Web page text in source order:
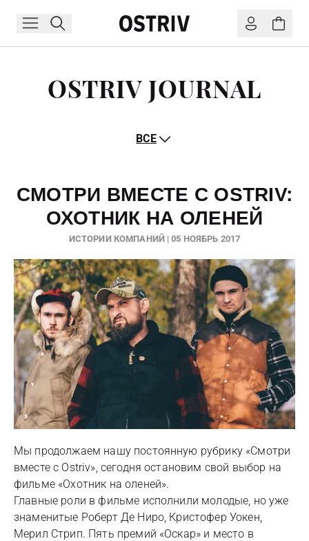
OSTRIV JOURNAL
ВСЕ
СМОТРИ ВМЕСТЕ С OSTRIV:
ОХОТНИК НА ОЛЕНЕЙ
ИСТОРИИ КОМПАНИЙ | 05 НОЯБРЬ 2017
Мы продолжаем нашу постоянную рубрику «Смотри
вместе с Ostriv», сегодня остановим свой выбор на
фильме «Охотник на оленей».
Главные роли в фильме исполнили молодые, но уже
знаменитые Роберт Де Ниро, Кристофер Уокен,
Мерил Стрип. Пять премий «Оскар» и место в